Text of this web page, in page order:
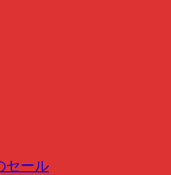
セール